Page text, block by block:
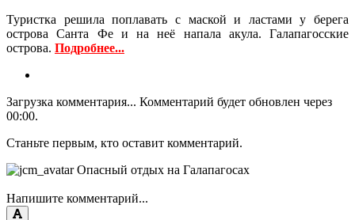
Туристка решила поплавать с маской и ластами у берега
острова Санта Фе и на неё напала акула. Галапагосские
острова. Подробнее...
Загрузка комментария... Комментарий будет обновлен через
00:00.
Станьте первым, кто оставит комментарий.
Напишите комментарий...